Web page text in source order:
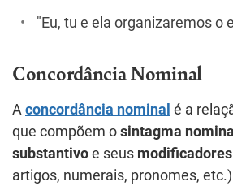
"Eu, tu e ela organizaremos o
Concordância Nominal
A concordância nominal é a
que compõem o sintagma nominal
substantivo e seus modificadores
artigos, numerais, pronomes,